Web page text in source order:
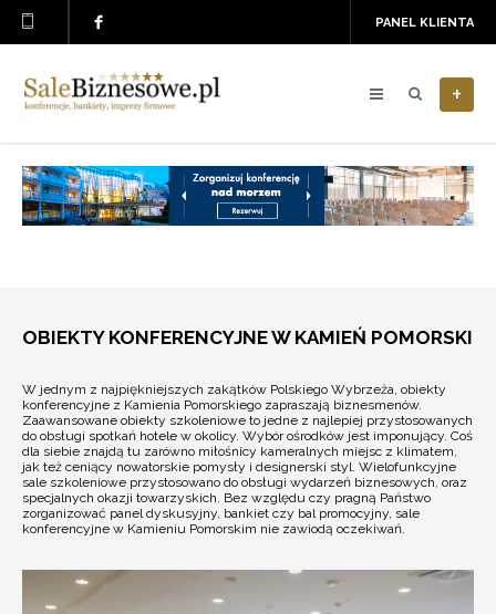
PANEL KLIENTA
+
OBIEKTY KONFERENCYJNE W KAMIEŃ POMORSKI
W jednym z najpiękniejszych zakątków Polskiego Wybrzeża, obiekty
konferencyjne z Kamienia Pomorskiego zapraszają biznesmenów.
Zaawansowane obiekty szkoleniowe to jedne z najlepiej przystosowanych
do obsługi spotkań hotele w okolicy. Wybór ośrodków jest imponujący. Coś
dla siebie znajdą tu zarówno miłośnicy kameralnych miejsc z klimatem,
jak też ceniący nowatorskie pomysły i designerski styl. Wielofunkcyjne
sale szkoleniowe przystosowano do obsługi wydarzeń biznesowych, oraz
specjalnych okazji towarzyskich. Bez względu czy pragną Państwo
zorganizować panel dyskusyjny, bankiet czy bal promocyjny, sale
konferencyjne w Kamieniu Pomorskim nie zawiodą oczekiwań.